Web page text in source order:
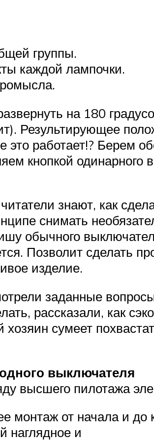
группы.
каждой лампочки.
на 180
Результирующее
работает!? Берем
кнопкой одинарного
знают, как
снимать
обычного
Позволит сделать
изделие.
заданные
рассказали, как
хозяин сумеет
выключателя
высшего пилотажа
монтаж от начала и
наглядное и